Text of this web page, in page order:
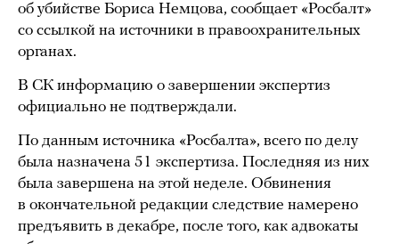
об убийстве Бориса Немцова, сообщает «Росбалт»
со ссылкой на источники в правоохранительных
органах.
В СК информацию о завершении экспертиз
официально не подтверждали.
По данным источника «Росбалта», всего по делу
была назначена 51 экспертиза. Последняя из них
была завершена на этой неделе. Обвинения
в окончательной редакции следствие намерено
предъявить в декабре, после того, как адвокаты